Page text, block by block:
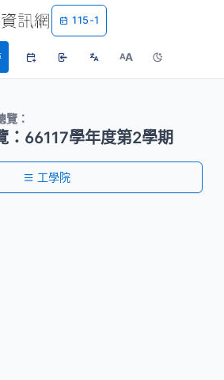
115-1
AA
覽：
：66117學年度第2學期
工學院